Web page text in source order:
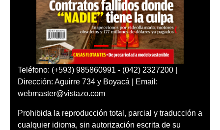
Teléfono: (+593) 985860991 - (042) 2327200 |
Dirección: Aguirre 734 y Boyacá | Email:
webmaster@vistazo.com
Prohibida la reproducción total, parcial y traducción a
cualquier idioma, sin autorización escrita de su